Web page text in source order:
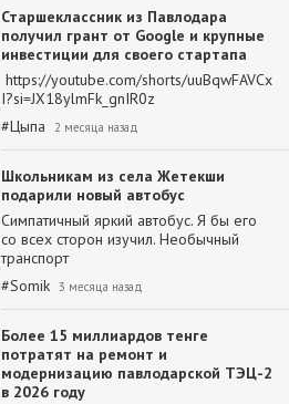
Старшеклассник из Павлодара
получил грант от Google и крупные
инвестиции для своего стартапа
https://youtube.com/shorts/uuBqwFAVCx
I?si=JX18ylmFk_gnIR0z
#Цыпа 2 месяца назад
Школьникам из села Жетекши
подарили новый автобус
Симпатичный яркий автобус. Я бы его
со всех сторон изучил. Необычный
транспорт
#Somik 3 месяца назад
Более 15 миллиардов тенге
потратят на ремонт и
модернизацию павлодарской ТЭЦ-2
в 2026 году